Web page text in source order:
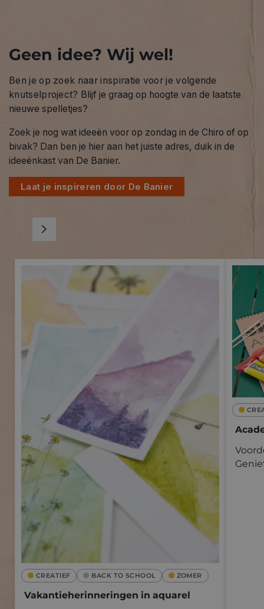
Geen idee? Wij wel!
Ben je op zoek naar inspiratie voor je volgende
knutselproject? Blijf je graag op hoogte van de laatste
nieuwe spelletjes?
Zoek je nog wat ideeën voor op zondag in de Chiro of op
bivak? Dan ben je hier aan het juiste adres, duik in de
ideeënkast van De Banier.
Laat je inspireren door De Banier
CREATIEF BACK TO SCHOOL ZOMER
Vakantieherinneringen in aquarel